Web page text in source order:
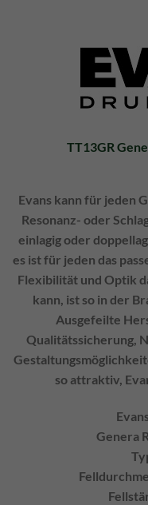
TT13GR
Evans kann für jeden
Resonanz- oder
einlagig oder
es ist für jeden das
Flexibilität und Optik
kann, ist so in der
Ausgefeilte
Qualitätssicherung,
so attraktiv,
Genera